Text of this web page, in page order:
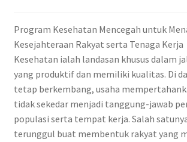
Program Kesehatan Mencegah untuk
Kesejahteraan Rakyat serta Tenaga Kerja
Kesehatan ialah landasan khusus dalam
yang produktif dan memiliki kualitas. Di
tetap berkembang, usaha
tidak sekedar menjadi tanggung-jawab
populasi serta tempat kerja. Salah
terunggul buat membentuk rakyat yang